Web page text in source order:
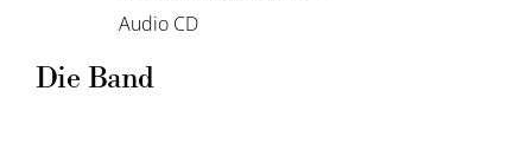
Audio CD
Die Band